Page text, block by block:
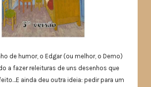
de humor, o Edgar (ou melhor, o Demo)
a fazer releituras de uns desenhos que
ainda deu outra ideia: pedir para um